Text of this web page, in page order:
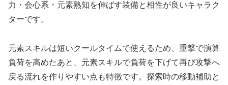
力・会心系・元素熟知を伸ばす装備と相性が良いキャラク
ターです。
元素スキルは短いクールタイムで使えるため、重撃で演算
負荷を高めたあと、元素スキルで負荷を下げて再び攻撃へ
戻る流れを作りやすい点も特徴です。探索時の移動補助と